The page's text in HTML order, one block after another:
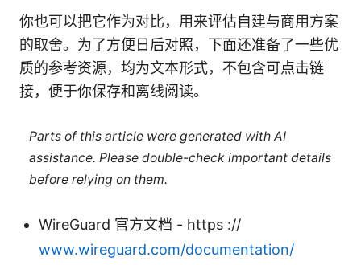
你也可以把它作为对比，用来评估自建与商用方案
的取舍。为了方便日后对照，下面还准备了一些优
质的参考资源，均为文本形式，不包含可点击链
接，便于你保存和离线阅读。
Parts of this article were generated with AI
assistance. Please double-check important details
before relying on them.
WireGuard 官方文档 - https ://
www.wireguard.com/documentation/